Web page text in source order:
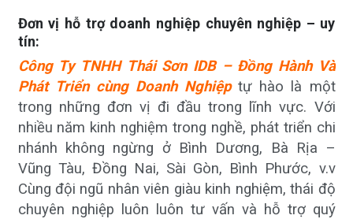
Đơn vị hỗ trợ doanh nghiệp chuyên nghiệp – uy
tín:
Công Ty TNHH Thái Sơn IDB – Đồng Hành Và
Phát Triển cùng Doanh Nghiệp tự hào là một
trong những đơn vị đi đầu trong lĩnh vực. Với
nhiều năm kinh nghiệm trong nghề, phát triển chi
nhánh không ngừng ở Bình Dương, Bà Rịa –
Vũng Tàu, Đồng Nai, Sài Gòn, Bình Phước, v.v
Cùng đội ngũ nhân viên giàu kinh nghiệm, thái độ
chuyên nghiệp luôn luôn tư vấn và hỗ trợ quý